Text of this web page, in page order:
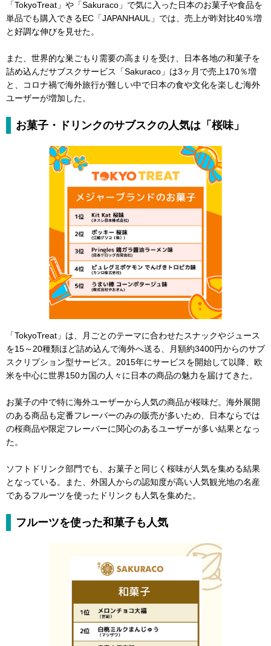
「TokyoTreat」や「Sakuraco」で気に入った日本のお菓子や食品を
単品でも購入できるEC「JAPANHAUL」では、売上が昨対比40％増
と好調な伸びを見せた。
また、世界的な巣ごもり需要の高まりを受け、日本各地の和菓子を
詰め込んだサブスクサービス「Sakuraco」は3ヶ月で売上170％増
と、コロナ禍で海外旅行が難しい中で日本の食や文化を楽しむ海外
ユーザーが増加した。
お菓子・ドリンクのサブスクの人気は「桜味」
「TokyoTreat」は、月ごとのテーマに合わせたスナックやジュース
を15～20種類ほど詰め込んで海外へ送る、月額約3400円からのサブ
スクリプション型サービス。2015年にサービスを開始して以降、欧
米を中心に世界150カ国の人々に日本の商品の魅力を届けてきた。
お菓子の中で特に海外ユーザーから人気の商品が桜味だ。海外展開
のある商品も定番フレーバーのみの販売が多いため、日本ならでは
の桜商品や限定フレーバーに関心のあるユーザーが多い結果となっ
た。
ソフトドリンク部門でも、お菓子と同じく桜味が人気を集める結果
となっている。また、外国人からの認知度が高い人気観光地の名産
であるフルーツを使ったドリンクも人気を集めた。
フルーツを使った和菓子も人気